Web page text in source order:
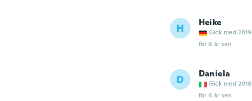
H Heike
Gick med 2019
för 6 år sen
D Daniela
Gick med 2018
för 6 år sen